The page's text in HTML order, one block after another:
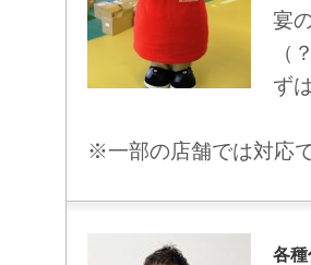
宴
（
ず
※一部の店舗では対応
各種